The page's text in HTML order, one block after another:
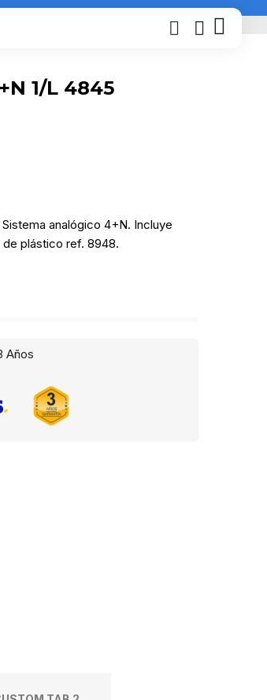
1/L 4845
Sistema analógico 4+N. Incluye
plástico ref. 8948.
Años